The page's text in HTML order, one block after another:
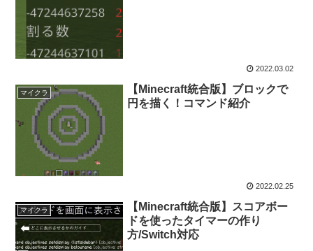
2022.03.02
マイクラ
【Minecraft統合版】ブロックで
円を描く！コマンド紹介
2022.02.25
マイクラ
【Minecraft統合版】スコアボー
ドを使ったタイマーの作り
方/Switch対応